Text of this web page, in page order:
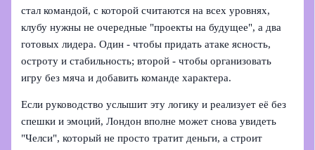
стал командой, с которой считаются на всех уровнях,
клубу нужны не очередные "проекты на будущее", а два
готовых лидера. Один - чтобы придать атаке ясность,
остроту и стабильность; второй - чтобы организовать
игру без мяча и добавить команде характера.
Если руководство услышит эту логику и реализует её без
спешки и эмоций, Лондон вполне может снова увидеть
"Челси", который не просто тратит деньги, а строит